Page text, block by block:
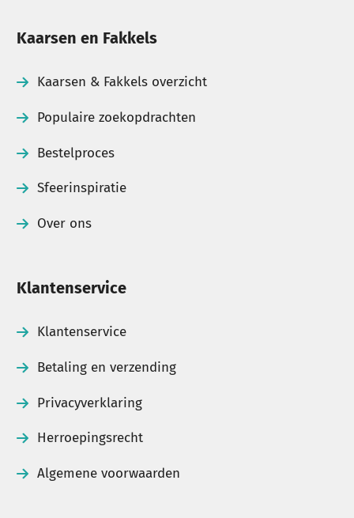
Kaarsen en Fakkels
Kaarsen & Fakkels overzicht
Populaire zoekopdrachten
Bestelproces
Sfeerinspiratie
Over ons
Klantenservice
Klantenservice
Betaling en verzending
Privacyverklaring
Herroepingsrecht
Algemene voorwaarden